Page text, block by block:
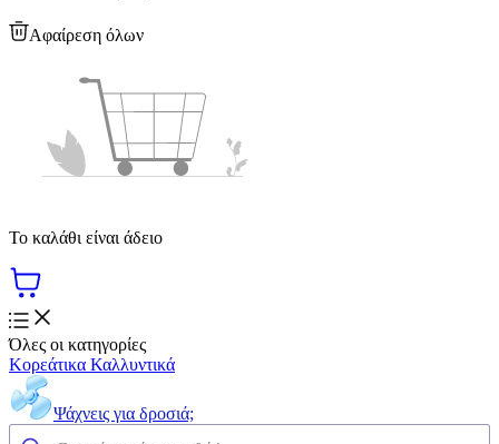
Αφαίρεση όλων
Το καλάθι είναι άδειο
Όλες οι κατηγορίες
Κορεάτικα Καλλυντικά
Ψάχνεις για δροσιά;